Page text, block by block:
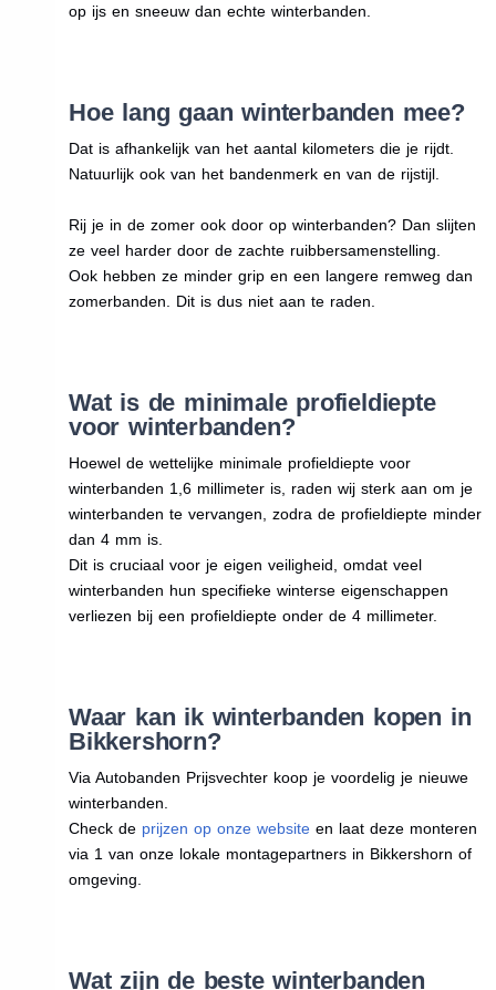
op ijs en sneeuw dan echte winterbanden.
Hoe lang gaan winterbanden mee?
Dat is afhankelijk van het aantal kilometers die je rijdt.
Natuurlijk ook van het bandenmerk en van de rijstijl.
Rij je in de zomer ook door op winterbanden? Dan slijten
ze veel harder door de zachte ruibbersamenstelling.
Ook hebben ze minder grip en een langere remweg dan
zomerbanden. Dit is dus niet aan te raden.
Wat is de minimale profieldiepte
voor winterbanden?
Hoewel de wettelijke minimale profieldiepte voor
winterbanden 1,6 millimeter is, raden wij sterk aan om je
winterbanden te vervangen, zodra de profieldiepte minder
dan 4 mm is.
Dit is cruciaal voor je eigen veiligheid, omdat veel
winterbanden hun specifieke winterse eigenschappen
verliezen bij een profieldiepte onder de 4 millimeter.
Waar kan ik winterbanden kopen in
Bikkershorn?
Via Autobanden Prijsvechter koop je voordelig je nieuwe
winterbanden.
Check de prijzen op onze websiteen laat deze monteren
via 1 van onze lokale montagepartners in Bikkershorn of
omgeving.
Wat zijn de beste winterbanden